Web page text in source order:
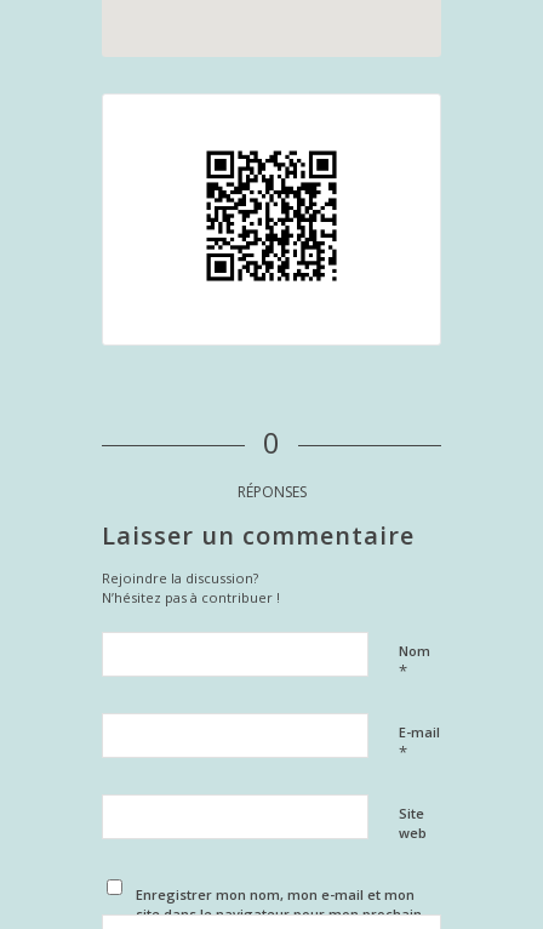
0
RÉPONSES
Laisser un commentaire
Rejoindre la discussion?
N’hésitez pas à contribuer !
Nom
*
E-mail
*
Site
web
Enregistrer mon nom, mon e-mail et mon
site dans le navigateur pour mon prochain